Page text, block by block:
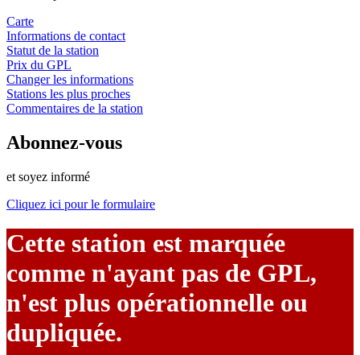
Carte
Informations de contact
Statut de la station
Prix du GPL
Changer les informations
Stations les plus proches
Commentaires de la station
Abonnez-vous
et soyez informé
Cliquez ici pour le formulaire
Cette station est marquée
comme n'ayant pas de GPL,
n'est plus opérationnelle ou
dupliquée.